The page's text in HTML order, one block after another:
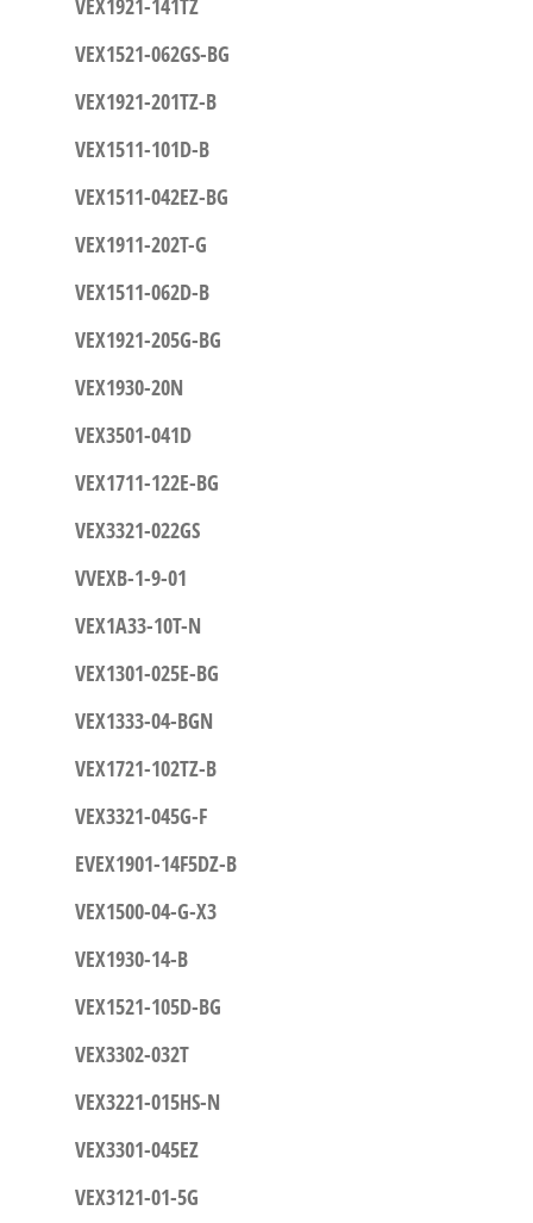
VEX1921-141TZ
VEX1521-062GS-BG
VEX1921-201TZ-B
VEX1511-101D-B
VEX1511-042EZ-BG
VEX1911-202T-G
VEX1511-062D-B
VEX1921-205G-BG
VEX1930-20N
VEX3501-041D
VEX1711-122E-BG
VEX3321-022GS
VVEXB-1-9-01
VEX1A33-10T-N
VEX1301-025E-BG
VEX1333-04-BGN
VEX1721-102TZ-B
VEX3321-045G-F
EVEX1901-14F5DZ-B
VEX1500-04-G-X3
VEX1930-14-B
VEX1521-105D-BG
VEX3302-032T
VEX3221-015HS-N
VEX3301-045EZ
VEX3121-01-5G